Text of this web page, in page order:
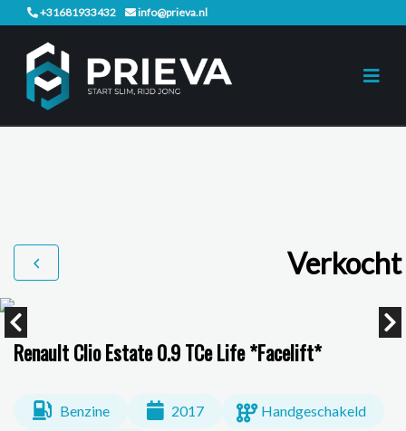
+31681933432 info@prieva.nl
Verkocht
Renault Clio Estate 0.9 TCe Life *Facelift*
Benzine 2017
Handgeschakeld